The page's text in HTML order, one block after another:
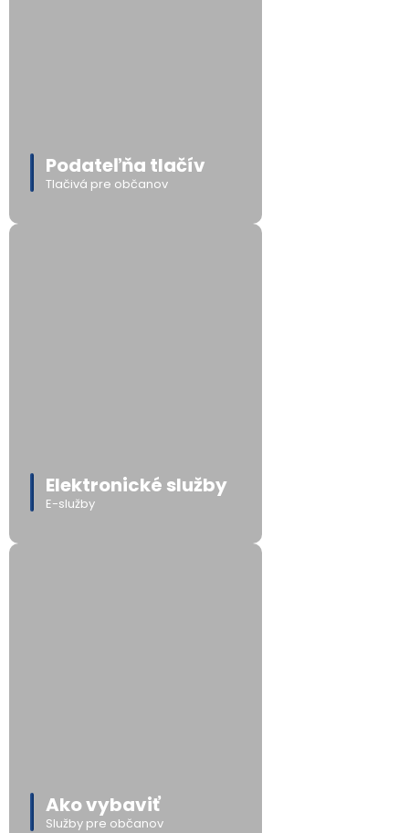
Podateľňa tlačív
Tlačivá pre občanov
Elektronické služby
E-služby
Ako vybaviť
Služby pre občanov